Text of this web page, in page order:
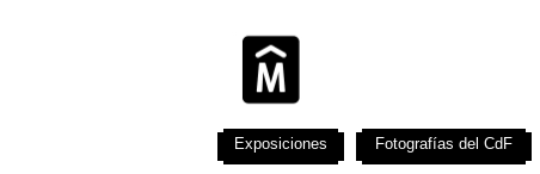
Exposiciones Fotografías del CdF